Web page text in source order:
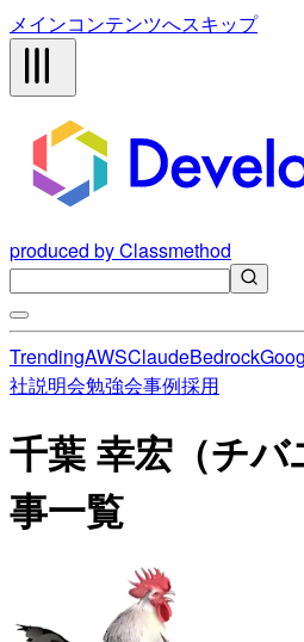
メインコンテンツへスキップ
produced by Classmethod
TrendingAWSClaudeBedrock
社説明会勉強会事例採用
千葉 幸宏（チ
事一覧